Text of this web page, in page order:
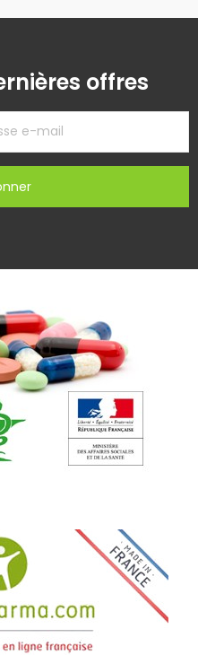
offres